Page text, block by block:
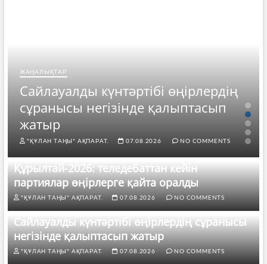
ЖАҢАЛЫҚТАР
Сайлауалды күнтәртібі өңірлердің
сұранысы негізінде қалыптасып
жатыр
"ҚҰЛАН ТАҢЫ" АҚПАРАТ. 07.08.2026 NO COMMENTS
Құрылтай-2026: теледебаттан кейін
партиялар өңірлерге қайта оралды
"ҚҰЛАН ТАҢЫ" АҚПАРАТ. 07.08.2026 NO COMMENTS
Сайлауалды күнтәртібі өңірлердің сұранысы
негізінде қалыптасып жатыр
"ҚҰЛАН ТАҢЫ" АҚПАРАТ. 07.08.2026 NO COMMENTS